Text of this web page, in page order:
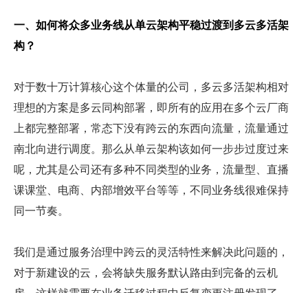
一、如何将众多业务线从单云架构平稳过渡到多云多活架
构？
对于数十万计算核心这个体量的公司，多云多活架构相对
理想的方案是多云同构部署，即所有的应用在多个云厂商
上都完整部署，常态下没有跨云的东西向流量，流量通过
南北向进行调度。那么从单云架构该如何一步步过度过来
呢，尤其是公司还有多种不同类型的业务，流量型、直播
课课堂、电商、内部增效平台等等，不同业务线很难保持
同一节奏。
我们是通过服务治理中跨云的灵活特性来解决此问题的，
对于新建设的云，会将缺失服务默认路由到完备的云机